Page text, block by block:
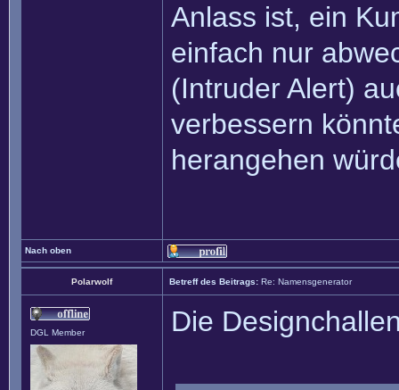
Anlass ist, ein
einfach nur
(Intruder Alert)
verbessern
herangehen
Nach oben
Polarwolf Betreff des Beitrags: Re: Namensgenerator
DGL Member Die